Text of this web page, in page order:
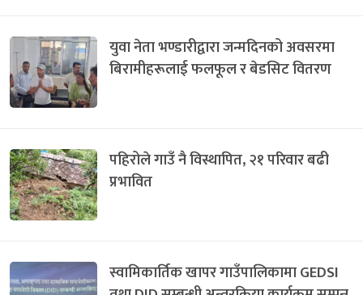
युवा नेता भण्डारीद्वारा जन्मदिनको अवसरमा
बिरामीहरूलाई फलफूल र बेडसिट वितरण
पहिरोले गाउँ नै विस्थापित, २१ परिवार बढी
प्रभावित
स्वामिकार्तिक खापर गाउँपालिकामा GEDSI